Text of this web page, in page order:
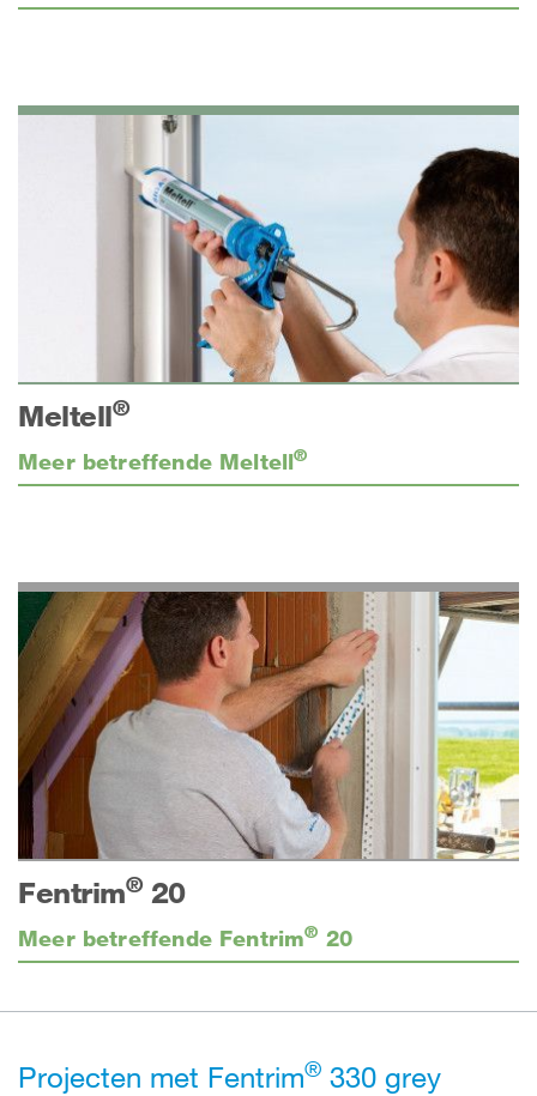
Meltell®
Meer betreffende Meltell®
Fentrim®20
Meer betreffende Fentrim® 20
Projecten met Fentrim® 330 grey